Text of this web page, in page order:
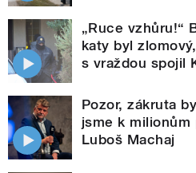
„Ruce vzhůru!“
katy byl
s vraždou spojil
Pozor, zákruta
jsme k milionům
Luboš Machaj